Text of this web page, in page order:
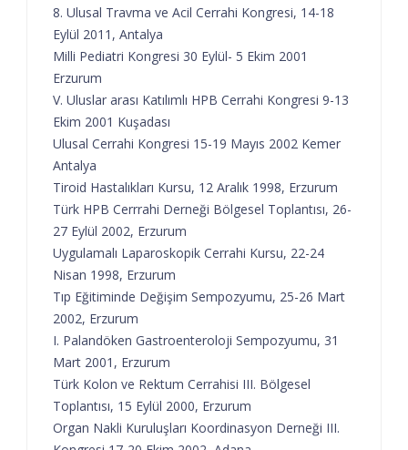
8. Ulusal Travma ve Acil Cerrahi Kongresi, 14-18
Eylül 2011, Antalya
Milli Pediatri Kongresi 30 Eylül- 5 Ekim 2001
Erzurum
V. Uluslar arası Katılımlı HPB Cerrahi Kongresi 9-13
Ekim 2001 Kuşadası
Ulusal Cerrahi Kongresi 15-19 Mayıs 2002 Kemer
Antalya
Tiroid Hastalıkları Kursu, 12 Aralık 1998, Erzurum
Türk HPB Cerrrahi Derneği Bölgesel Toplantısı, 26-
27 Eylül 2002, Erzurum
Uygulamalı Laparoskopik Cerrahi Kursu, 22-24
Nisan 1998, Erzurum
Tıp Eğitiminde Değişim Sempozyumu, 25-26 Mart
2002, Erzurum
I. Palandöken Gastroenteroloji Sempozyumu, 31
Mart 2001, Erzurum
Türk Kolon ve Rektum Cerrahisi III. Bölgesel
Toplantısı, 15 Eylül 2000, Erzurum
Organ Nakli Kuruluşları Koordinasyon Derneği III.